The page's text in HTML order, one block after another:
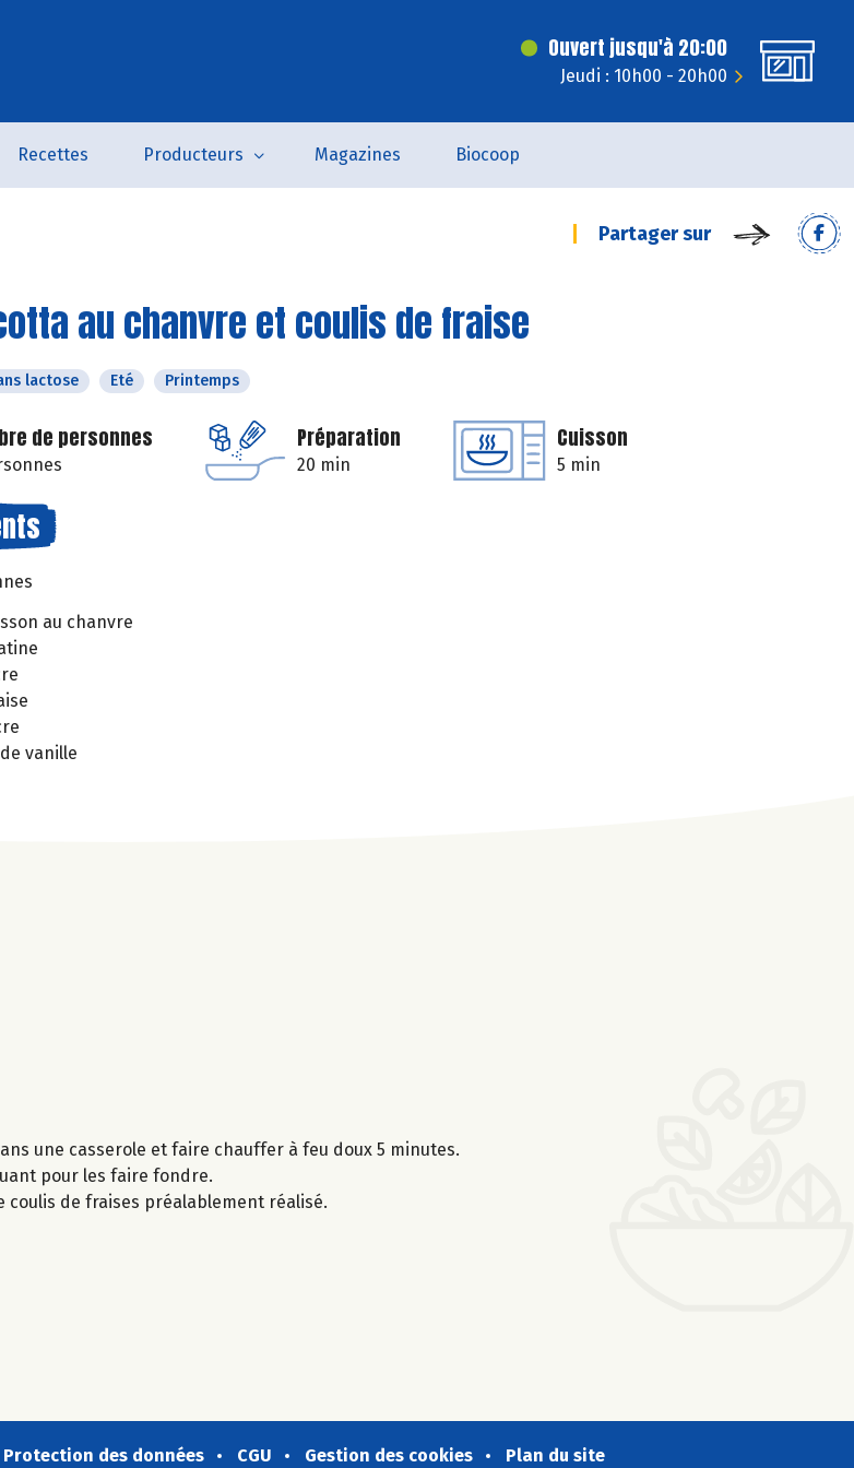
Ouvert jusqu'à 20:00
Jeudi : 10h00 - 20h00
Recettes Producteurs Magazines Biocoop
Partager sur
au chanvre et coulis de fraise
lactose Eté Printemps
de personnes Préparation
20 min
Cuisson
5 min
au chanvre
vanille
une casserole et faire chauffer à feu doux 5 minutes.
pour les faire fondre.
de fraises préalablement réalisé.
Protection des données CGU Gestion des cookies Plan du site